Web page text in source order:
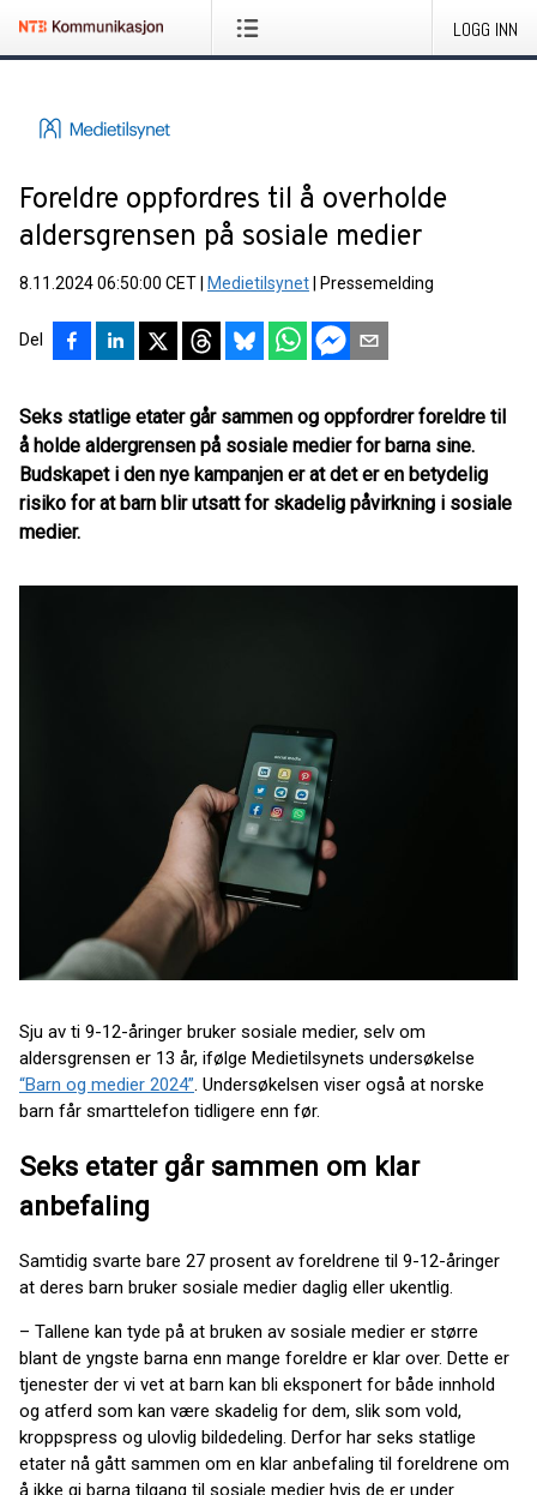
LOGG INN
Foreldre oppfordres til å overholde
aldersgrensen på sosiale medier
8.11.2024 06:50:00 CET Medietilsynet Pressemelding
Del
Seks statlige etater går sammen og oppfordrer foreldre til
å holde aldergrensen på sosiale medier for barna sine.
Budskapet i den nye kampanjen er at det er en betydelig
risiko for at barn blir utsatt for skadelig påvirkning i sosiale
medier.
Sju av ti 9-12-åringer bruker sosiale medier, selv om
aldersgrensen er 13 år, ifølge Medietilsynets undersøkelse
“Barn og medier 2024”. Undersøkelsen viser også at norske
barn får smarttelefon tidligere enn før.
Seks etater går sammen om klar
anbefaling
Samtidig svarte bare 27 prosent av foreldrene til 9-12-åringer
at deres barn bruker sosiale medier daglig eller ukentlig.
– Tallene kan tyde på at bruken av sosiale medier er større
blant de yngste barna enn mange foreldre er klar over. Dette er
tjenester der vi vet at barn kan bli eksponert for både innhold
og atferd som kan være skadelig for dem, slik som vold,
kroppspress og ulovlig bildedeling. Derfor har seks statlige
etater nå gått sammen om en klar anbefaling til foreldrene om
å ikke gi barna tilgang til sosiale medier hvis de er under